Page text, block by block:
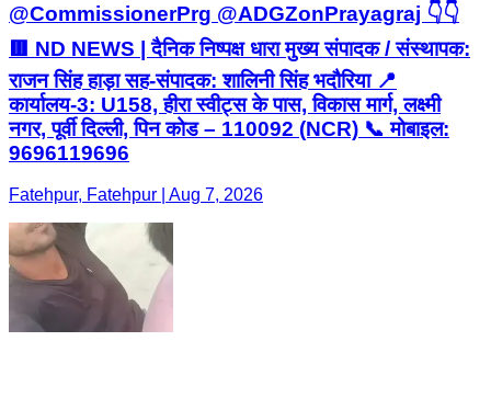
@CommissionerPrg @ADGZonPrayagraj 👇👇
🟥 ND NEWS | दैनिक निष्पक्ष धारा मुख्य संपादक / संस्थापक:
राजन सिंह हाड़ा सह-संपादक: शालिनी सिंह भदौरिया 📍
कार्यालय-3: U158, हीरा स्वीट्स के पास, विकास मार्ग, लक्ष्मी
नगर, पूर्वी दिल्ली, पिन कोड – 110092 (NCR) 📞 मोबाइल:
9696119696
Fatehpur, Fatehpur | Aug 7, 2026